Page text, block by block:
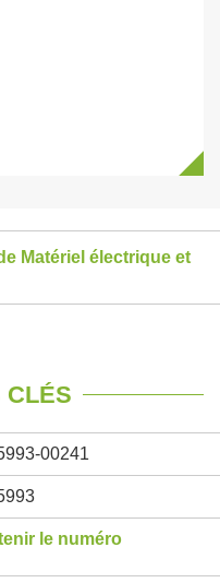
Matériel électrique et
CLÉS
00241
le numéro